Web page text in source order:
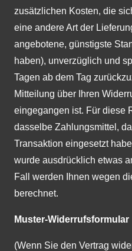
zusätzlichen Kosten, die
eine andere Art der
angebotene, günstigste
haben), unverzüglich und
Tagen ab dem Tag
Mitteilung über Ihren
eingegangen ist. Für diese
dasselbe Zahlungsmittel,
Transaktion eingesetzt
wurde ausdrücklich etwas
Fall werden Ihnen wegen
berechnet.
Muster-Widerrufsformular
(Wenn Sie den Vertrag